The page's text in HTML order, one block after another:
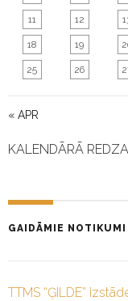
« APR
11 12
18 19
25 26
KALENDĀRĀ
GAIDĀMIE NOTIKUMI
TTMS “ĢILDE”